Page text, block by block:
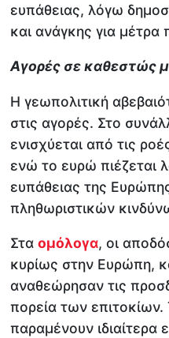
ευπάθειας, λόγω
και ανάγκης για μέτρα
Αγορές σε καθεστώς
Η γεωπολιτική
στις αγορές. Στο
ενισχύεται από τις
ενώ το ευρώ πιέζεται
ευπάθειας της
πληθωριστικών
Σταομόλογα, οι
κυρίως στην Ευρώπη,
αναθεώρησαν τις
πορεία των
παραμένουν ιδιαίτερα